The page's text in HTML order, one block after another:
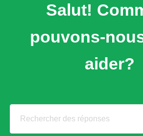
Salut!
pouvons-
aider?